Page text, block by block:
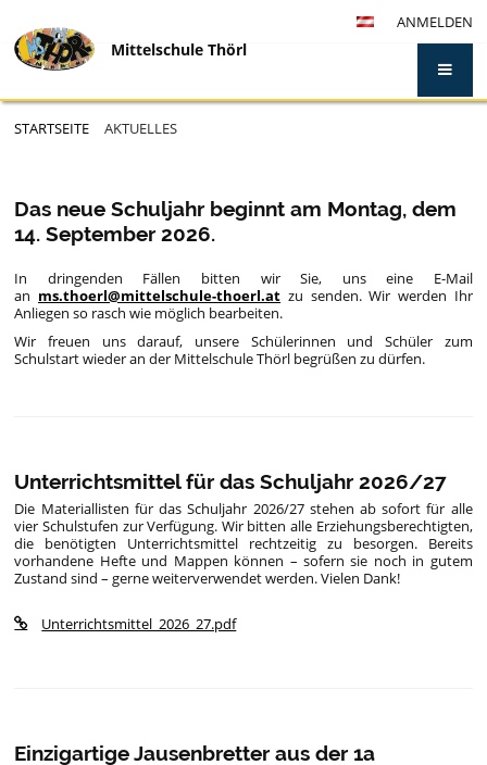
ANMELDEN
Mittelschule Thörl
STARTSEITE AKTUELLES
Das neue Schuljahr beginnt am Montag, dem
14. September 2026.
In dringenden Fällen bitten wir Sie, uns eine E-Mail
an ms.thoerl@mittelschule-thoerl.at zu senden. Wir werden Ihr
Anliegen so rasch wie möglich bearbeiten.
Wir freuen uns darauf, unsere Schülerinnen und Schüler zum
Schulstart wieder an der Mittelschule Thörl begrüßen zu dürfen.
Unterrichtsmittel für das Schuljahr 2026/27
Die Materiallisten für das Schuljahr 2026/27 stehen ab sofort für alle
vier Schulstufen zur Verfügung. Wir bitten alle Erziehungsberechtigten,
die benötigten Unterrichtsmittel rechtzeitig zu besorgen. Bereits
vorhandene Hefte und Mappen können – sofern sie noch in gutem
Zustand sind – gerne weiterverwendet werden. Vielen Dank!
Unterrichtsmittel_2026_27.pdf
Einzigartige Jausenbretter aus der 1a